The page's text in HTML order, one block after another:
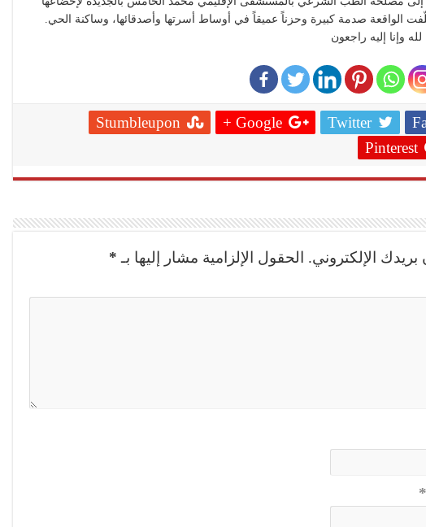
الواقعة صدمة كبيرة وحزناً عميقاً في أوساط أسرتها وأصدقائها، وساكنة الحي.
وإنا إليه راجعون
Twitter
Google +
Stumbleupon
Pinterest
الإلكتروني. الحقول الإلزامية مشار إليها بـ *
*